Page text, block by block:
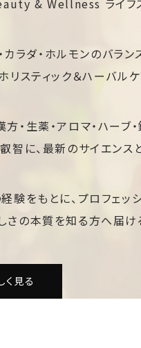
カラダ・ホルモンのバラン
リスティック＆ハーバル
・生薬・アロマ・ハーブ
智に、最新のサイエンス
験をもとに、プロフェッ
さの本質を知る方へ届け
見る